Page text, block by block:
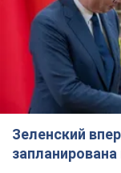
Зеленский